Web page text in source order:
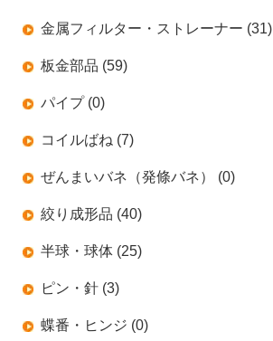
金属フィルター・ストレーナー (31)
板金部品 (59)
パイプ (0)
コイルばね (7)
ぜんまいバネ（発條バネ） (0)
絞り成形品 (40)
半球・球体 (25)
ピン・針 (3)
蝶番・ヒンジ (0)